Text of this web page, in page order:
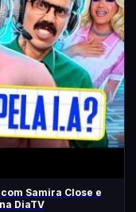
com Samira Close e
DiaTV